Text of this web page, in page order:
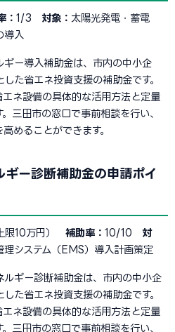
： 1/3 対象： 太陽光発電・蓄電
導入
ギー導入補助金は、市内の中小企
た省エネ投資支援の補助金です。
ネ設備の具体的な活用方法と定量
三田市の窓口で事前相談を行い、
めることができます。
ー診断補助金の申請ポイ
限10万円） 補助率： 10/10 対
理システム（EMS）導入計画策定
ルギー診断補助金は、市内の中小企
た省エネ投資支援の補助金です。
ネ設備の具体的な活用方法と定量
三田市の窓口で事前相談を行い、